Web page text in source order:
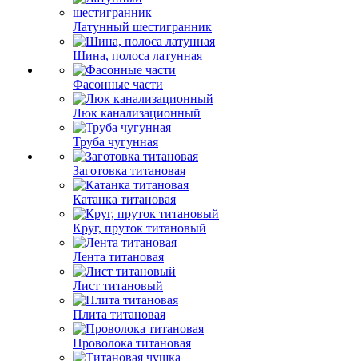
Латунный шестигранник
Шина, полоса латунная
Фасонные части
Люк канализационный
Труба чугунная
Заготовка титановая
Катанка титановая
Круг, пруток титановый
Лента титановая
Лист титановый
Плита титановая
Проволока титановая